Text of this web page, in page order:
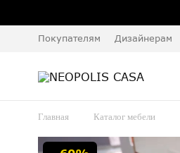
Покупателям Дизайнерам
Главная Каталог мебели